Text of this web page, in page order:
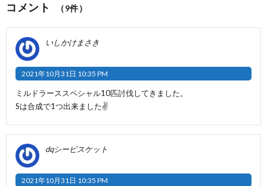
コメント （9件）
いしかけまさき
2021年10月31日 10:35 PM
ミルドラーススペシャル10匹討伐してきました。
Sは合成で1つ出来ました✌️
dqシービスケット
2021年10月31日 10:35 PM